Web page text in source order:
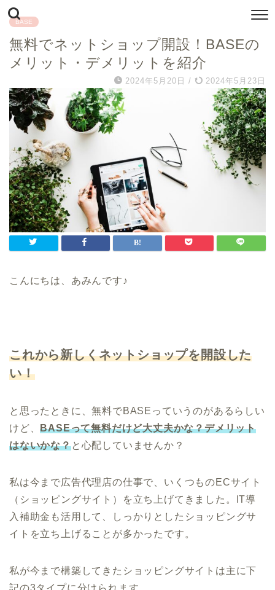
BASE
無料でネットショップ開設！BASEの
メリット・デメリットを紹介
2024年5月20日 / 2024年5月23日
こんにちは、あみんです♪
これから新しくネットショップを開設した
い！
と思ったときに、無料でBASEっていうのがあるらしい
けど、BASEって無料だけど大丈夫かな？デメリット
はないかな？と心配していませんか？
私は今まで広告代理店の仕事で、いくつものECサイト
（ショッピングサイト）を立ち上げてきました。IT導
入補助金も活用して、しっかりとしたショッピングサ
イトを立ち上げることが多かったです。
私が今まで構築してきたショッピングサイトは主に下